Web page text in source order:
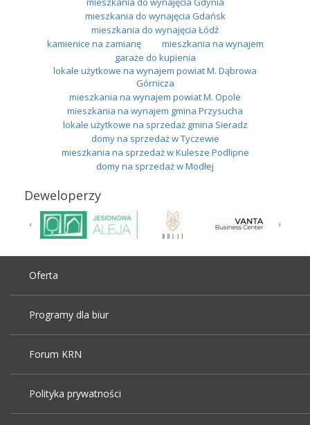
mieszkania do wynajęcia Gdańsk
mieszkania do wynajęcia Łódź
kamienice na zamianę
mieszkania na wynajem
garaże do kupienia
lokale użytkowe na wynajem powiat M. Dąbrowa
Górnicza
mieszkania na wynajem powiat M. Opole
mieszkania na wynajem gmina Przysucha
lokale użytkowe na sprzedaż gmina Sieradz
domy na sprzedaż w Tyczewie
mieszkania na sprzedaż w Kulesze Podlipne
domy na sprzedaż w Modłej
Deweloperzy
Oferta
Programy dla biur
Forum KRN
Polityka prywatności